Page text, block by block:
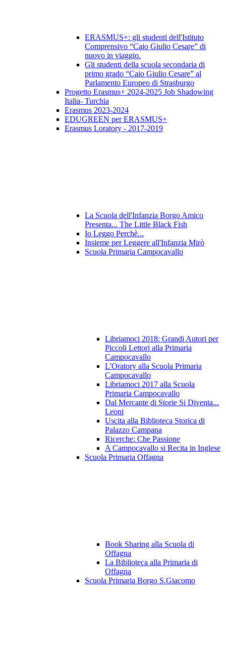
ERASMUS+: gli studenti dell'Istituto
Comprensivo “Caio Giulio Cesare” di
nuovo in viaggio.
Gli studenti della scuola secondaria di
primo grado “Caio Giulio Cesare” al
Parlamento Europeo di Strasburgo
Progetto Erasmus+ 2024-2025 Job Shadowing
Italia- Turchia
Erasmus 2023-2024
EDUGREEN per ERASMUS+
Erasmus Loratory - 2017-2019
La Scuola dell'Infanzia Borgo Amico
Presenta... The Little Black Fish
Io Leggo Perchè...
Insieme per Leggere all'Infanzia Mirò
Scuola Primaria Campocavallo
Libriamoci 2018: Grandi Autori per
Piccoli Lettori alla Primaria
Campocavallo
L'Oratory alla Scuola Primaria
Campocavallo
Libriamoci 2017 alla Scuola
Primaria Campocavallo
Dal Mercante di Storie Si Diventa...
Leoni
Uscita alla Biblioteca Storica di
Palazzo Campana
Ricerche: Che Passione
A Campocavallo si Recita in Inglese
Scuola Primaria Offagna
Book Sharing alla Scuola di
Offagna
La Biblioteca alla Primaria di
Offagna
Scuola Primaria Borgo S.Giacomo